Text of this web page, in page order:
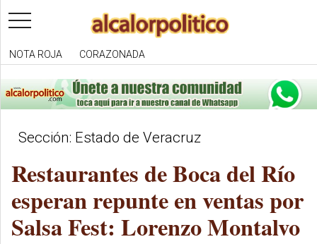
toggle
navigation
NOTA ROJA CORAZONADA
Sección: Estado de Veracruz
Restaurantes de Boca del Río
esperan repunte en ventas por
Salsa Fest: Lorenzo Montalvo